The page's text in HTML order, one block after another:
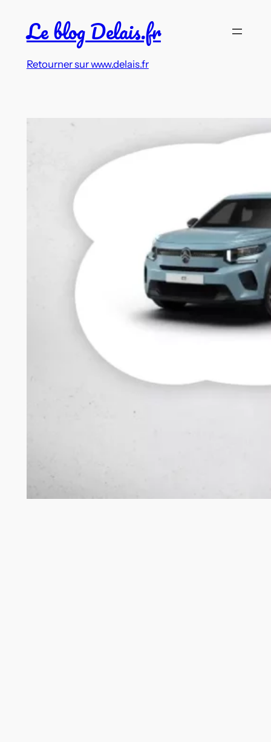
contenuLe blog Delais.fr
Retourner sur www.delais.fr